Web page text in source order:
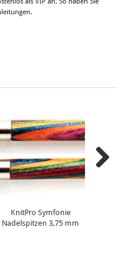
KnitPro Symfonie
Nadelspitzen 3,75 mm